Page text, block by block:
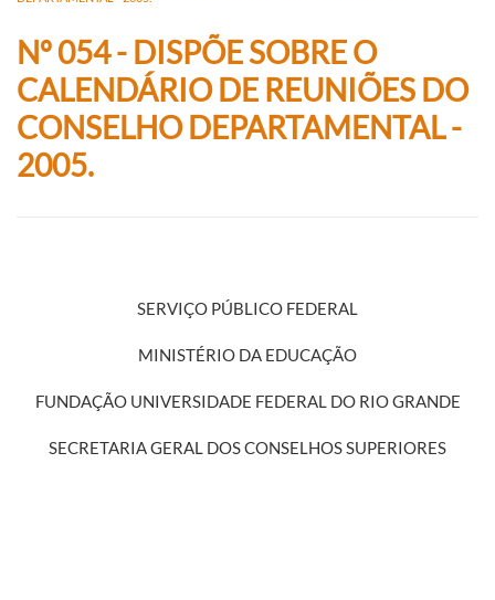
Nº 054 - DISPÕE SOBRE O
CALENDÁRIO DE REUNIÕES DO
CONSELHO DEPARTAMENTAL -
2005.
SERVIÇO PÚBLICO FEDERAL
MINISTÉRIO DA EDUCAÇÃO
FUNDAÇÃO UNIVERSIDADE FEDERAL DO RIO GRANDE
SECRETARIA GERAL DOS CONSELHOS SUPERIORES